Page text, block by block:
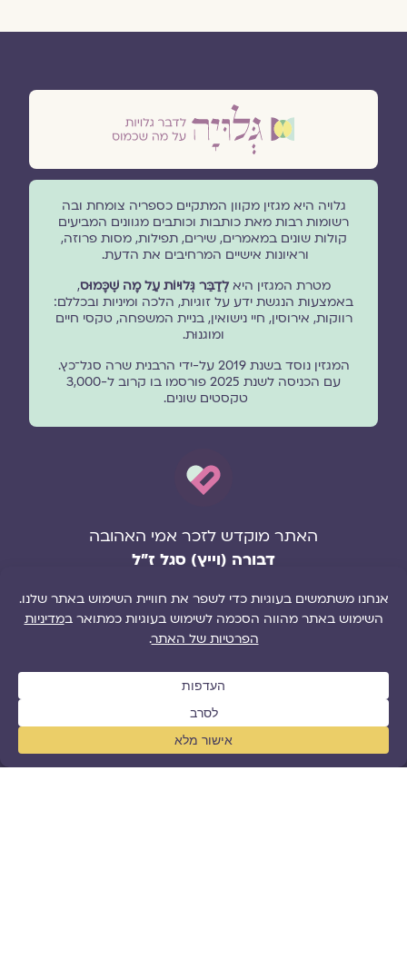
גלויה היא מגזין מקוון המתקיים כספריה צומחת ובה
רשומות רבות מאת כותבות וכותבים מגוונים המביעים
קולות שונים במאמרים, שירים, תפילות, מסות פרוזה,
וראיונות אישיים המרחיבים את הדעת.
מטרת המגזין היאלְדַבֵּר גְּלוּיוֹת עַל מָה שֶׁכָּמוּס,
באמצעות הנגשת ידע על זוגיות, הלכה ומיניות ובכללם:
רווקות, אירוסין, חיי נישואין, בניית המשפחה, טקסי חיים
ומוגנוּת.
המגזין נוסד בשנת 2019 על-ידי הרבנית שרה סגל־כץ.
עם הכניסה לשנת 2025 פורסמו בו קרוב ל-3,000
טקסטים שונים.
האתר מוקדש לזכר אמי האהובה
דבורה (וייץ) סגל ז"ל
הפרטים שלך ישארו כמוסים וישמשו רק למשלוח מאמרים
מהמגזין מפעם לפעם.